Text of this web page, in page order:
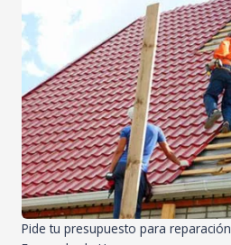
Pide tu presupuesto para